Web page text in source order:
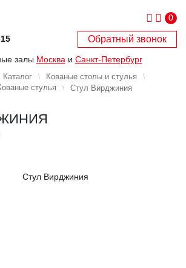
0
Обратный звонок
залы Москва и Санкт-Петербург
Каталог
Кованые столы и стулья
стулья Стул Вирджиния